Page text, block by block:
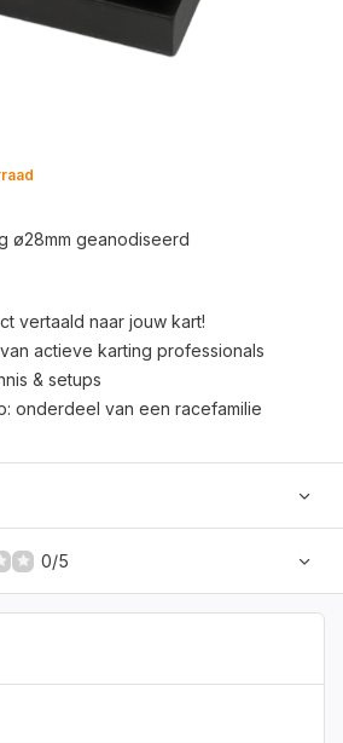
ø28mm geanodiseerd
vertaald naar jouw kart!
actieve karting professionals
& setups
onderdeel van een racefamilie
0/5